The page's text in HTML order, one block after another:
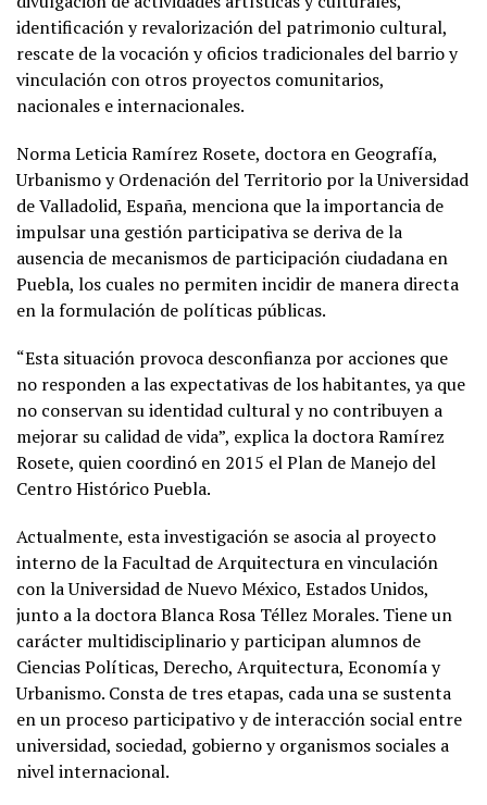
identificación y revalorización del patrimonio cultural,
rescate de la vocación y oficios tradicionales del barrio y
vinculación con otros proyectos comunitarios,
nacionales e internacionales.
Norma Leticia Ramírez Rosete, doctora en Geografía,
Urbanismo y Ordenación del Territorio por la Universidad
de Valladolid, España, menciona que la importancia de
impulsar una gestión participativa se deriva de la
ausencia de mecanismos de participación ciudadana en
Puebla, los cuales no permiten incidir de manera directa
en la formulación de políticas públicas.
“Esta situación provoca desconfianza por acciones que
no responden a las expectativas de los habitantes, ya que
no conservan su identidad cultural y no contribuyen a
mejorar su calidad de vida”, explica la doctora Ramírez
Rosete, quien coordinó en 2015 el Plan de Manejo del
Centro Histórico Puebla.
Actualmente, esta investigación se asocia al proyecto
interno de la Facultad de Arquitectura en vinculación
con la Universidad de Nuevo México, Estados Unidos,
junto a la doctora Blanca Rosa Téllez Morales. Tiene un
carácter multidisciplinario y participan alumnos de
Ciencias Políticas, Derecho, Arquitectura, Economía y
Urbanismo. Consta de tres etapas, cada una se sustenta
en un proceso participativo y de interacción social entre
universidad, sociedad, gobierno y organismos sociales a
nivel internacional.